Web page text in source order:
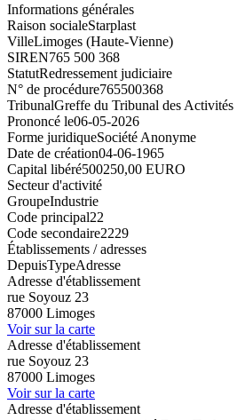
Informations générales
Raison socialeStarplast
VilleLimoges (Haute-Vienne)
SIREN765 500 368
StatutRedressement judiciaire
N° de procédure765500368
TribunalGreffe du Tribunal des
Prononcé le06-05-2026
Forme juridiqueSociété Anonyme
Date de création04-06-1965
Capital libéré500250,00 EURO
Secteur d'activité
GroupeIndustrie
Code principal22
Code secondaire2229
Établissements / adresses
DepuisTypeAdresse
Adresse d'établissement
rue Soyouz 23
87000 Limoges
Voir sur la carte
Adresse d'établissement
rue Soyouz 23
87000 Limoges
Voir sur la carte
Adresse d'établissement